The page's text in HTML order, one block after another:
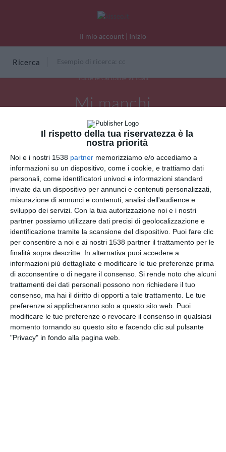
Il rispetto della tua riservatezza è la
nostra priorità
Noi e i nostri 1538 partner memorizziamo e/o accediamo a
informazioni su un dispositivo, come i cookie, e trattiamo dati
personali, come identificatori univoci e informazioni standard
inviate da un dispositivo per annunci e contenuti personalizzati,
misurazione di annunci e contenuti, analisi dell'audience e
sviluppo dei servizi. Con la tua autorizzazione noi e i nostri
partner possiamo utilizzare dati precisi di geolocalizzazione e
identificazione tramite la scansione del dispositivo. Puoi fare clic
per consentire a noi e ai nostri 1538 partner il trattamento per le
finalità sopra descritte. In alternativa puoi accedere a
informazioni più dettagliate e modificare le tue preferenze prima
di acconsentire o di negare il consenso. Si rende noto che alcuni
trattamenti dei dati personali possono non richiedere il tuo
consenso, ma hai il diritto di opporti a tale trattamento. Le tue
preferenze si applicheranno solo a questo sito web. Puoi
modificare le tue preferenze o revocare il consenso in qualsiasi
momento tornando su questo sito e facendo clic sul pulsante
"Privacy" in fondo alla pagina web.
Il mio account | Inizio
Ricerca
Tutte le cartoline virtuali
Mi manchi
INVIA QUESTA CARTOLINA
via Email(GRATUITO)
CONDIVIDI QUESTA
CARTOLINA
Facebook, Twitter, WhatsApp, ...